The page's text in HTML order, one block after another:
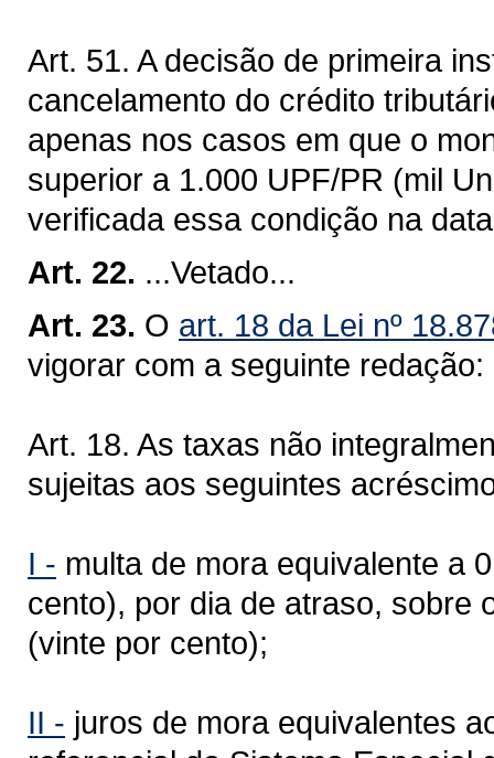
Art. 51. A decisão de primeira
cancelamento do crédito
apenas nos casos em que o
superior a 1.000 UPF/PR (mil
verificada essa condição na
Art. 22. ...Vetado...
Art. 23. O art. 18 da Lei nº
vigorar com a seguinte redação:
Art. 18. As taxas não
sujeitas aos seguintes
I - multa de mora equivalente a
cento), por dia de atraso, sobre
(vinte por cento);
II - juros de mora equivalentes